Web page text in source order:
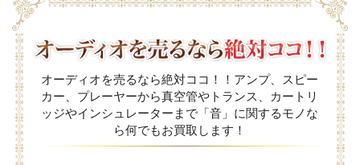
オーディオを売るなら絶対ココ！！アンプ、スピー
カー、プレーヤーから真空管やトランス、カートリ
ッジやインシュレーターまで「音」に関するモノな
ら何でもお買取します！